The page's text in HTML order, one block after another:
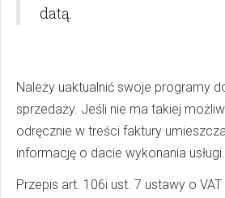
datą.
Należy uaktualnić swoje programy
sprzedaży. Jeśli nie ma takiej
odręcznie w treści faktury
informację o dacie wykonania usługi.
Przepis art. 106i ust. 7 ustawy o